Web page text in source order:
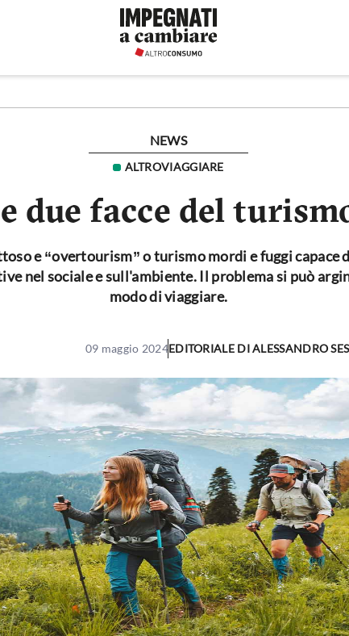
NEWS
ALTROVIAGGIARE
due facce del
e “overtourism” o turismo mordi e fuggi capace
nel sociale e sull'ambiente. Il problema si può
modo di viaggiare.
09 maggio 2024EDITORIALE DIALESSANDRO